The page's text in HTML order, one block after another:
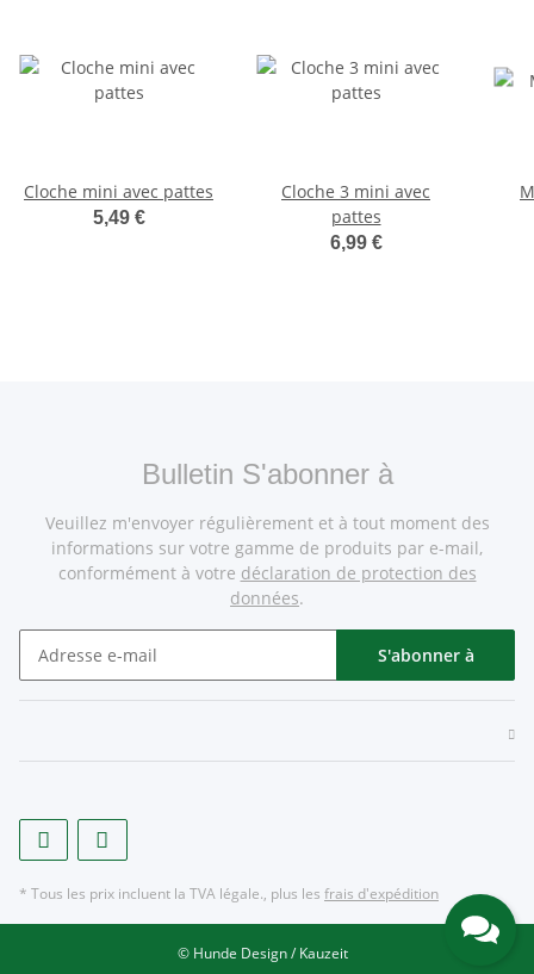
Cloche mini avec pattes
5,49 €
Cloche 3 mini avec
pattes
6,99 €
Bulletin S'abonner à
Veuillez m'envoyer régulièrement et à tout moment des
informations sur votre gamme de produits par e-mail,
conformément à votre déclaration de protection des
données.
S'abonner à
* Tous les prix incluent la TVA légale., plus les frais d'expédition
© Hunde Design / Kauzeit